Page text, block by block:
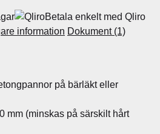
Betala enkelt med Qliro
information Dokument (1)
på bärläkt eller
mm (minskas på särskilt hårt